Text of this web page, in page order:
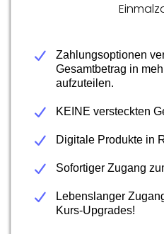
Zahlungsoptionen
Gesamtbetrag in
aufzuteilen.
KEINE versteckten
Digitale Produkte in
Sofortiger Zugang
Lebenslanger
Kurs-Upgrades!